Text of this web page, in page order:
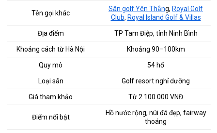
Tên gọi khác
Sân golf Yên Thắng, Royal Golf
Club, Royal Island Golf & Villas
Địa điểm TP Tam Điệp, tỉnh Ninh Bình
Khoảng cách từ Hà Nội Khoảng 90–100km
Quy mô 54 hố
Loại sân Golf resort nghỉ dưỡng
Giá tham khảo Từ 2.100.000 VNĐ
Điểm nổi bật
Hồ nước rộng, núi đá đẹp, fairway
thoáng